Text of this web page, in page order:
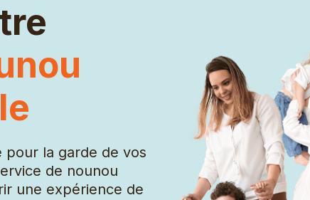
Éducatrices
Serveuse
pour la garde de vos
de nounou
une expérience de